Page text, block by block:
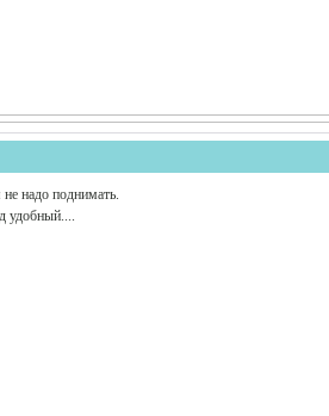
надо поднимать.
удобный....